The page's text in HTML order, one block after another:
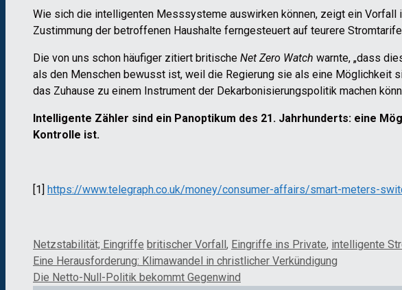
Wie sich die intelligenten Messsysteme auswirken können, zeigt ein Vorfall
Zustimmung der betroffenen Haushalte ferngesteuert auf teurere
Die von uns schon häufiger zitiert britische Net Zero Watch warnte, „dass
als den Menschen bewusst ist, weil die Regierung sie als eine Möglichkeit
das Zuhause zu einem Instrument der Dekarbonisierungspolitik machen
Intelligente Zähler sind ein Panoptikum des 21. Jahrhunderts: eine
Kontrolle ist.
[1] https://www.telegraph.co.uk/money/consumer-affairs/smart-meters-
Kategorien
Netzstabilität; Eingriffe Schlagwörter
britischer Vorfall , Eingriffe ins Private, intelligente
Eine Herausforderung: Klimawandel in christlicher Verkündigung
Die Netto-Null-Politik bekommt Gegenwind